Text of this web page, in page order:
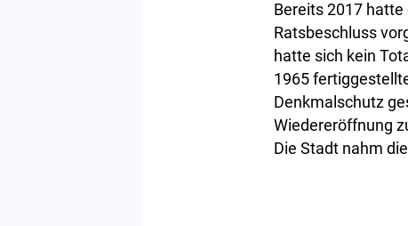
Bereits 2017
Ratsbeschluss
hatte sich kein
1965
Denkmalschutz
Wiedereröffnung
Die Stadt nahm